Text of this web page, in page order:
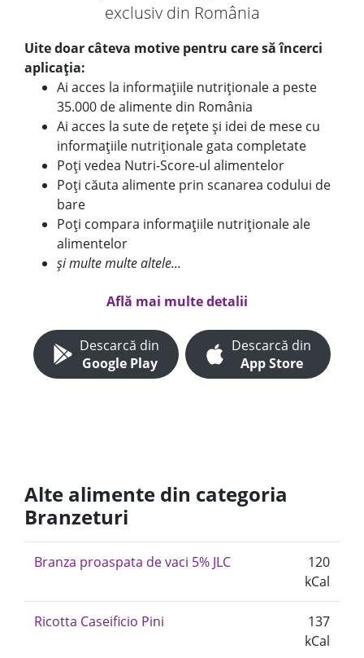
exclusiv din România
Uite doar câteva motive pentru care să încerci
aplicația:
Ai acces la informațiile nutriționale a peste
35.000 de alimente din România
Ai acces la sute de rețete și idei de mese cu
informațiile nutriționale gata completate
Poți vedea Nutri-Score-ul alimentelor
Poți căuta alimente prin scanarea codului de
bare
Poți compara informațiile nutriționale ale
alimentelor
și multe multe altele...
Află mai multe detalii
Descarcă din
Google Play
Descarcă din
App Store
Alte alimente din categoria
Branzeturi
Branza proaspata de vaci 5% JLC
120
kCal
Ricotta Caseificio Pini
137
kCal